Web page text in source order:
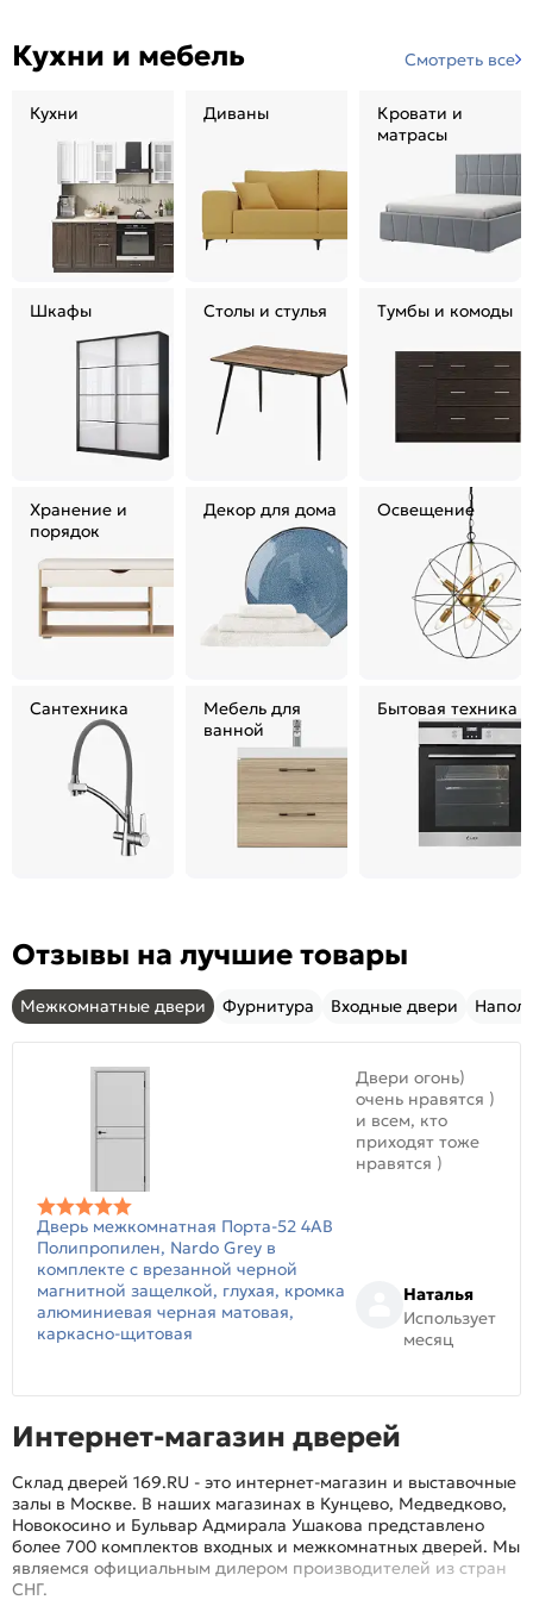
Кухни и мебель Смотреть все
Кухни Диваны
Кровати и
матрасы
Шкафы Столы и стулья Тумбы и комоды
Хранение и
порядок
Декор для дома Освещение
Сантехника
Мебель для
ванной
Бытовая техника
Отзывы на лучшие товары
Межкомнатные двери Фурнитура Входные двери
Дверь межкомнатная Порта-52 4AB
Полипропилен, Nardo Grey в
комплекте с врезанной черной
магнитной защелкой, глухая, кромка
алюминиевая черная матовая,
каркасно-щитовая
Двери огонь)
очень нравятся )
и всем, кто
приходят тоже
нравятся )
Наталья
Использует
месяц
Интернет-магазин дверей
Склад дверей 169.RU - это интернет-магазин и выставочные
залы в Москве. В наших магазинах в Кунцево, Медведково,
Новокосино и Бульвар Адмирала Ушакова представлено
более 700 комплектов входных и межкомнатных дверей. Мы
являемся официальным дилером производителей из стран
СНГ.